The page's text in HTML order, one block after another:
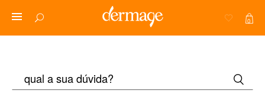
0